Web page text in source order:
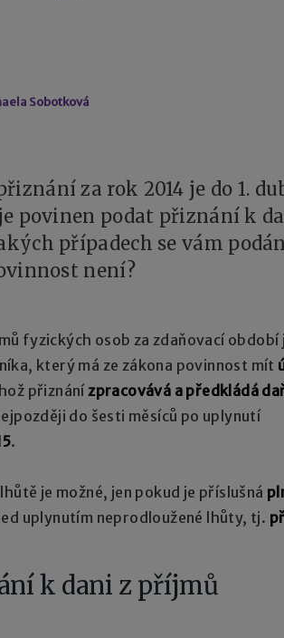
Sobotková
za rok 2014 je do 1.
je povinen podat přiznání k
případech se vám
není?
fyzických osob za zdaňovací období
který má ze zákona povinnost mít
přiznánízpracovává a předkládá
do šesti měsíců po uplynutí
.
je možné, jen pokud je příslušná
uplynutím neprodloužené lhůty, tj.
k dani z příjmů